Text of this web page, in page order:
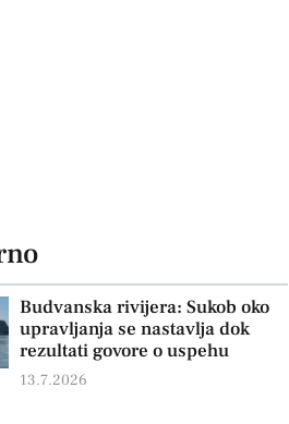
Budvanska rivijera: Sukob oko
upravljanja se nastavlja dok
rezultati govore o uspehu
13.7.2026